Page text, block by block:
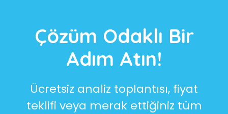
Çözüm Odaklı Bir
Adım Atın!
Ücretsiz analiz toplantısı, fiyat
teklifi veya merak ettiğiniz tüm